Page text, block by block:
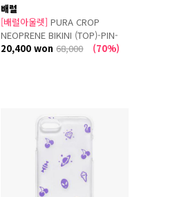
배럴
[배럴아울렛] PURA CROP
NEOPRENE BIKINI (TOP)-PIN-
MINT
20,400 won68,000 (70%)